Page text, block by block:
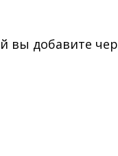
вы добавите